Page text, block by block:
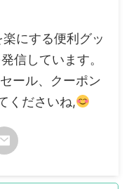
にする便利グッ
信しています。
ール、クーポン
くださいね,